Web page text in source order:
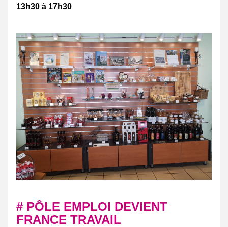
13h30 à 17h30
# PÔLE EMPLOI DEVIENT
FRANCE TRAVAIL